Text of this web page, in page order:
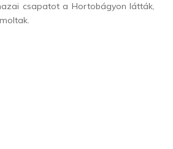
csapatot a Hortobágyon látták,